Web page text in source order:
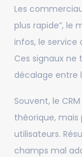
Les
plus rapide”, le
infos, le service
Ces signaux ne
décalage entre
Souvent, le
théorique, mais
utilisateurs.
champs mal